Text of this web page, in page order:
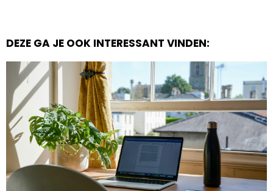
DEZE GA JE OOK INTERESSANT VINDEN: